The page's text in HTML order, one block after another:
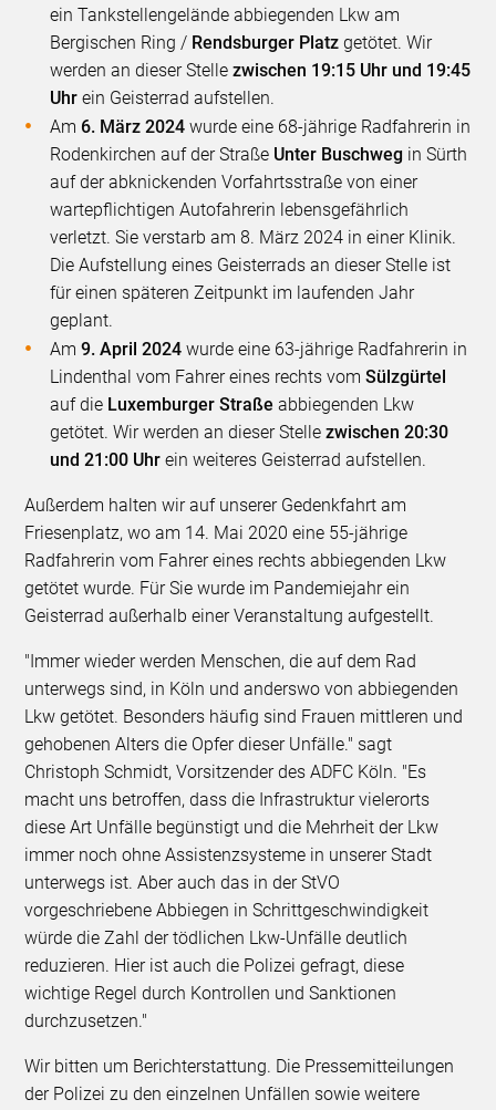
ein Tankstellengelände abbiegenden Lkw am
Bergischen Ring / Rendsburger Platz getötet. Wir
werden an dieser Stellezwischen 19:15 Uhr und 19:45
Uhr ein Geisterrad aufstellen.
Am 6. März 2024 wurde eine 68-jährige Radfahrerin in
Rodenkirchen auf der Straße Unter Buschweg in Sürth
auf der abknickenden Vorfahrtsstraße von einer
wartepflichtigen Autofahrerin lebensgefährlich
verletzt. Sie verstarb am 8. März 2024 in einer Klinik.
Die Aufstellung eines Geisterrads an dieser Stelle ist
für einen späteren Zeitpunkt im laufenden Jahr
geplant.
Am9. April 2024 wurde eine 63-jährige Radfahrerin in
Lindenthal vom Fahrer eines rechts vomSülzgürtel
auf die Luxemburger Straße abbiegenden Lkw
getötet. Wir werden an dieser Stellezwischen 20:30
und 21:00 Uhr ein weiteres Geisterrad aufstellen.
Außerdem halten wir auf unserer Gedenkfahrt am
Friesenplatz, wo am 14. Mai 2020 eine 55-jährige
Radfahrerin vom Fahrer eines rechts abbiegenden Lkw
getötet wurde. Für Sie wurde im Pandemiejahr ein
Geisterrad außerhalb einer Veranstaltung aufgestellt.
"Immer wieder werden Menschen, die auf dem Rad
unterwegs sind, in Köln und anderswo von abbiegenden
Lkw getötet. Besonders häufig sind Frauen mittleren und
gehobenen Alters die Opfer dieser Unfälle." sagt
Christoph Schmidt, Vorsitzender des ADFC Köln. "Es
macht uns betroffen, dass die Infrastruktur vielerorts
diese Art Unfälle begünstigt und die Mehrheit der Lkw
immer noch ohne Assistenzsysteme in unserer Stadt
unterwegs ist. Aber auch das in der StVO
vorgeschriebene Abbiegen in Schrittgeschwindigkeit
würde die Zahl der tödlichen Lkw-Unfälle deutlich
reduzieren. Hier ist auch die Polizei gefragt, diese
wichtige Regel durch Kontrollen und Sanktionen
durchzusetzen."
Wir bitten um Berichterstattung. Die Pressemitteilungen
der Polizei zu den einzelnen Unfällen sowie weitere